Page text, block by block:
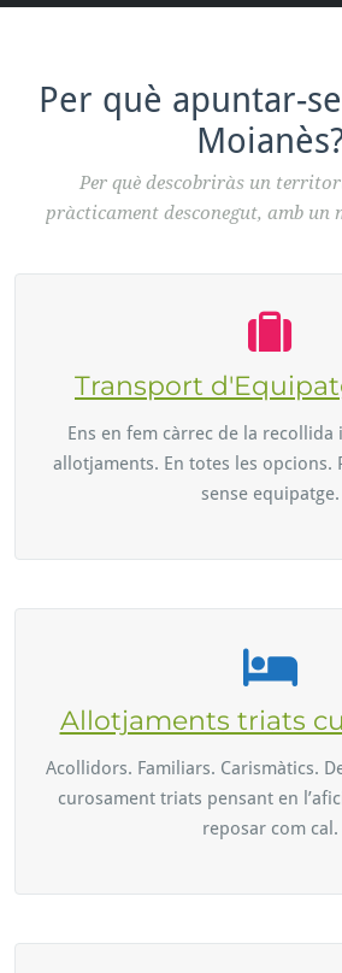
Per què apuntar-
Per què descobriràs un
pràcticament desconegut, amb un
Transport
Ens en fem càrrec de la
allotjaments. En totes les opcions.
sense equipatge.
Allotjaments triats
Acollidors. Familiars. Carismàtics.
curosament triats pensant en
reposar com cal.